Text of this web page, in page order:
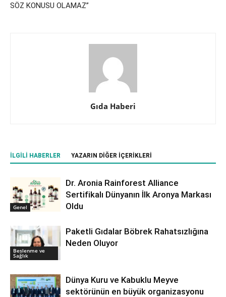
SÖZ KONUSU OLAMAZ”
Gıda Haberi
İLGILI HABERLER YAZARIN DIĞER İÇERIKLERI
Genel
Dr. Aronia Rainforest Alliance
Sertifikalı Dünyanın İlk Aronya Markası
Oldu
Beslenme ve
Sağlık
Paketli Gıdalar Böbrek Rahatsızlığına
Neden Oluyor
Dünya Kuru ve Kabuklu Meyve
sektörünün en büyük organizasyonu